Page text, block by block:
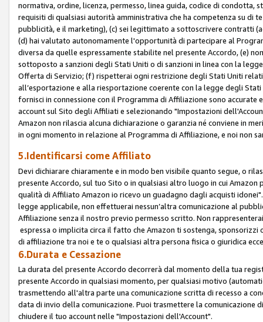
normativa, ordine, licenza, permesso, linea guida, codice di
requisiti di qualsiasi autorità amministrativa che ha competenza su di
pubblicità, e il marketing), (c) sei legittimato a sottoscrivere contratti
(d) hai valutato autonomamente l'opportunità di partecipare al
diversa da quelle espressamente stabilite nel presente Accordo, (e)
sottoposto a sanzioni degli Stati Uniti o di sanzioni in linea con la
Offerta di Servizio; (f) rispetterai ogni restrizione degli Stati Uniti
all’esportazione e alla riesportazione coerente con la legge degli
fornisci in connessione con il Programma di Affiliazione sono
account sul Sito degli Affiliati e selezionando "Impostazioni
Amazon non rilascia alcuna dichiarazione o garanzia né conviene in
in ogni momento in relazione al Programma di Affiliazione, e noi non
5.Identificarsi come Affiliato
Devi dichiarare chiaramente e in modo ben visibile quanto segue, o
presente Accordo, sul tuo Sito o in qualsiasi altro luogo in cui
qualità di Affiliato Amazon io ricevo un guadagno dagli acquisti
legge applicabile, non effettuerai nessun’altra comunicazione al
Affiliazione senza il nostro previo permesso scritto. Non
espressa o implicita circa il fatto che Amazon ti sostenga,
di affiliazione tra noi e te o qualsiasi altra persona fisica o giuridica
6.Durata e Cessazione
La durata del presente Accordo decorrerà dal momento della tua
presente Accordo in qualsiasi momento, per qualsiasi motivo
trasmettendo all'altra parte una comunicazione scritta di recesso a
data di invio della comunicazione. Puoi trasmettere la
chiudere il tuo account nelle "Impostazioni dell'Account".